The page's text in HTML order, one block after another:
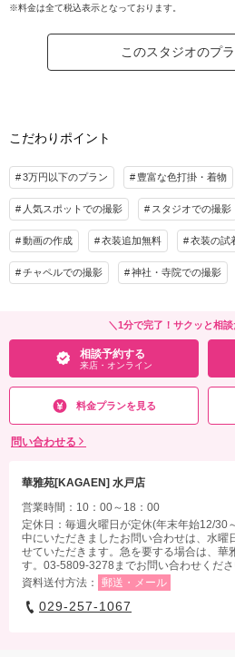
ヘアメイク
雨天時は安心の日程変更料なし!!AMPM貸切なの
ロケ撮影地⇒偕楽園・常磐神社・筑波山神社・弘
ります。 その他にも思い出の場所、ご実家で撮影
せ。
相談予約する
来店・オンライン
ります。是非、他社様のプラン内容と、よく
※洋髪orかつらからセレクト可能
プラン詳細
撮影料 新婦衣装1着
着付け ヘアメイク
アルバム データ 130カット
家族用衣装レンタ
その他含むもの
雨天時は安心の日程変更料なし!!AMPM貸切なの
ロケ撮影地⇒偕楽園・常磐神社・筑波山神社・弘
ります。 その他にも思い出の場所、ご実家で撮影
せ。
※料金は全て税込表示となっております。
このスタジオのプ
こだわりポイント
3万円以下のプラン 豊富な色打掛・着物
人気スポットでの撮影 スタジオでの撮影
動画の作成 衣装追加無料 衣装の試
チャペルでの撮影 神社・寺院での撮影
＼1分で完了！サクッと相
相談予約する
来店・オンライン
料金プランを見る
問い合わせる
華雅苑[KAGAEN] 水戸店
営業時間：10：00～18：00
定休日：毎週火曜日が定休(年末年始12/30
中にいただきましたお問い合わせは、水曜
せていただきます。急を要する場合は、華
す。03-5809-3278までお問い合わせくださ
資料送付方法：
郵送・メール
029-257-1067